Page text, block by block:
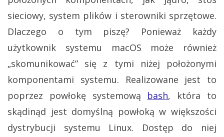
sieciowy, system plików i sterowniki sprzętowe.
Dlaczego o tym piszę? Ponieważ każdy
użytkownik systemu macOS może również
„skomunikować” się z tymi niżej położonymi
komponentami systemu. Realizowane jest to
poprzez powłokę systemową bash, która to
skądinąd jest domyślną powłoką w większości
dystrybucji systemu Linux. Dostęp do niej